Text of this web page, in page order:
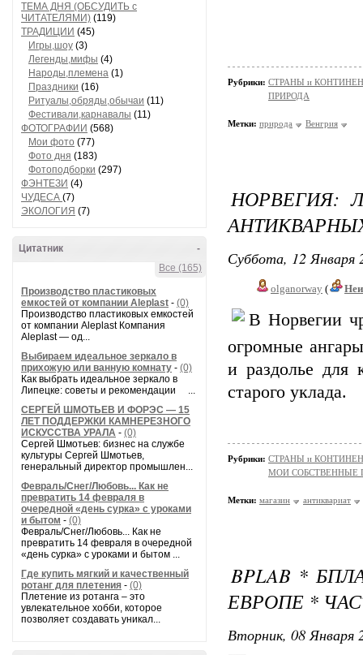
ТЕМА ДНЯ (ОБСУДИТЬ с
ЧИТАТЕЛЯМИ) (119)
ТРАДИЦИИ (45)
Игры,шоу (3)
Легенды,мифы (4)
Народы,племена (1)
Праздники (16)
Ритуалы,обряды,обычаи (11)
Фестивали,карнавалы (11)
ФОТОГРАФИИ (568)
Мои фото (77)
Фото дня (183)
Фотоподборки (297)
ФЭНТЕЗИ (4)
ЧУДЕСА (7)
ЭКОЛОГИЯ (7)
-
Цитатник
Все (165)
Производство пластиковых
емкостей от компании Aleplast - (0)
Производство пластиковых емкостей
от компании Aleplast Компания
Aleplast — од...
Выбираем идеальное зеркало в
прихожую или ванную комнату - (0)
Как выбрать идеальное зеркало в
Липецке: советы и рекомендации ...
СЕРГЕЙ ШМОТЬЕВ И ФОРЭС — 15
ЛЕТ ПОДДЕРЖКИ КАМНЕРЕЗНОГО
ИСКУССТВА УРАЛА - (0)
Сергей Шмотьев: бизнес на службе
культуры Сергей Шмотьев,
генеральный директор промышлен...
Февраль/Снег/Любовь... Как не
превратить 14 февраля в
очередной «день сурка» с уроками
и бытом - (0)
Февраль/Снег/Любовь... Как не
превратить 14 февраля в очередной
«день сурка» с уроками и бытом ...
Где купить мягкий и качественный
ротанг для плетения - (0)
Плетение из ротанга – это
увлекательное хобби, которое
позволяет создавать уникал...
Рубрики: СТРАНЫ и
ПРИРОДА
Метки: природа Венгрия
НОРВЕГИЯ:
Суббота, 12 Января
olganorway (
В Норвегии
огромные
и раздолье для
старого уклада.
Рубрики: СТРАНЫ и
МОИ СОБСТВЕННЫЕ
Метки: магазин антиквариат
BPLAB *
ЕВРОПЕ *
Вторник, 08 Января